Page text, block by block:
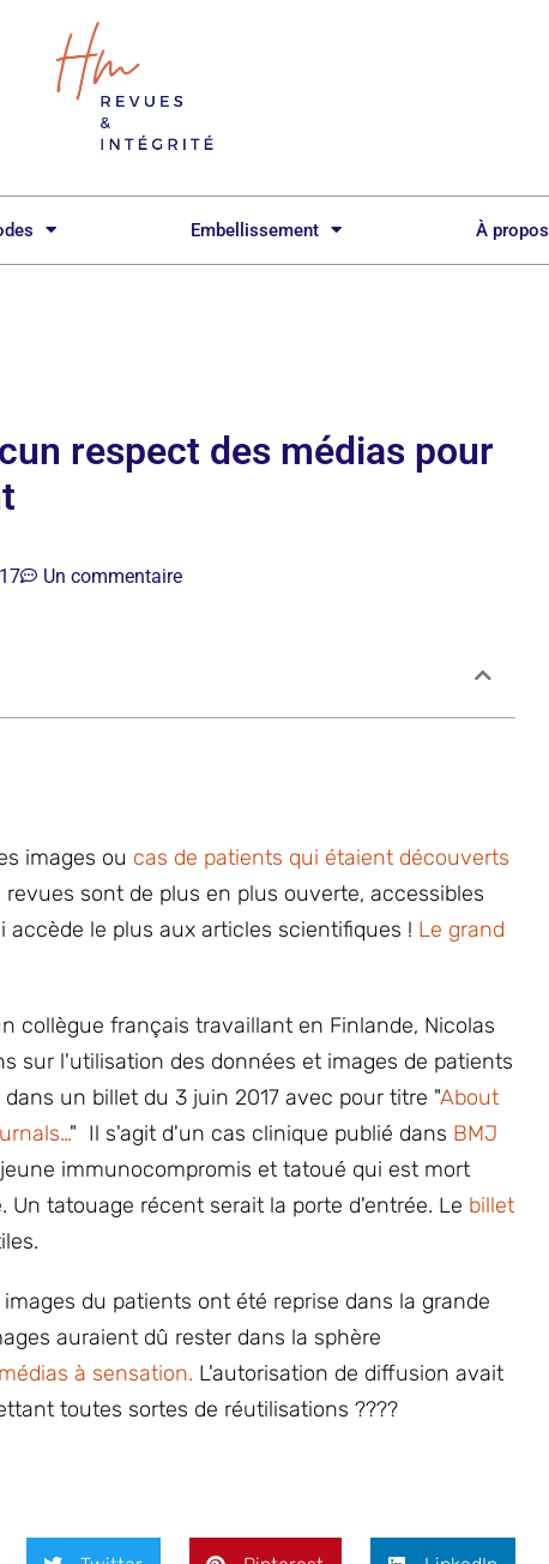
Embellissement À propos
respect des médias pour
Un commentaire
images ou cas de patients qui étaient découverts
revues sont de plus en plus ouverte, accessibles
le plus aux articles scientifiques ! Le grand
collègue français travaillant en Finlande, Nicolas
sur l'utilisation des données et images de patients
un billet du 3 juin 2017 avec pour titre "About
" Il s'agit d'un cas clinique publié dans BMJ
immunocompromis et tatoué qui est mort
tatouage récent serait la porte d'entrée. Le billet
du patients ont été reprise dans la grande
auraient dû rester dans la sphère
à sensation. L'autorisation de diffusion avait
toutes sortes de réutilisations ????